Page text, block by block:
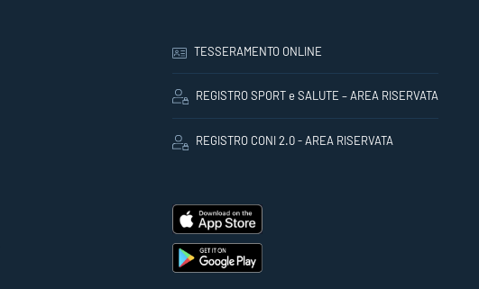
TESSERAMENTO ONLINE
REGISTRO SPORT e SALUTE – AREA RISERVATA
REGISTRO CONI 2.0 - AREA RISERVATA